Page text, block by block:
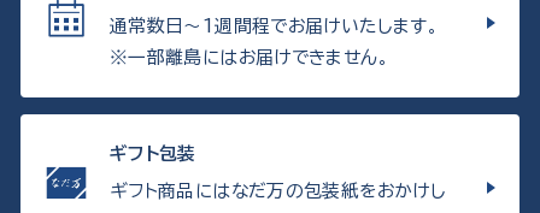
通常数日〜1週間程でお届けいたします。
※一部離島にはお届けできません。
ギフト包装
ギフト商品にはなだ万の包装紙をおかけし